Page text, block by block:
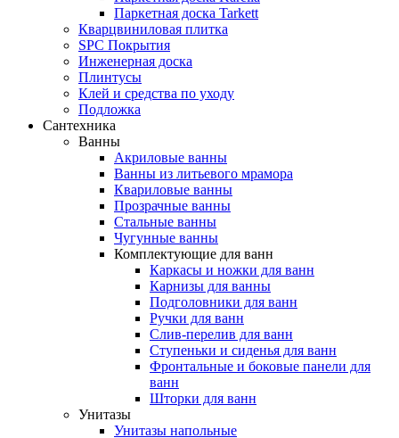
Паркетная доска Tarkett
Кварцвиниловая плитка
SPC Покрытия
Инженерная доска
Плинтусы
Клей и средства по уходу
Подложка
Сантехника
Ванны
Акриловые ванны
Ванны из литьевого мрамора
Квариловые ванны
Прозрачные ванны
Стальные ванны
Чугунные ванны
Комплектующие для ванн
Каркасы и ножки для ванн
Карнизы для ванны
Подголовники для ванн
Ручки для ванн
Слив-перелив для ванн
Ступеньки и сиденья для ванн
Фронтальные и боковые панели для
ванн
Шторки для ванн
Унитазы
Унитазы напольные